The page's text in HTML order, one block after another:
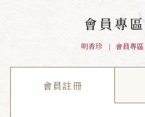
會員專區
明香珍 會員專區
會員註冊